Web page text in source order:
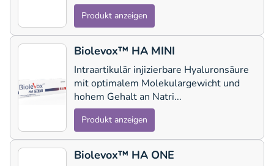
Produkt anzeigen
Biolevox™ HA MINI
Intraartikulär injizierbare Hyaluronsäure
mit optimalem Molekulargewicht und
hohem Gehalt an Natri...
Produkt anzeigen
Biolevox™ HA ONE